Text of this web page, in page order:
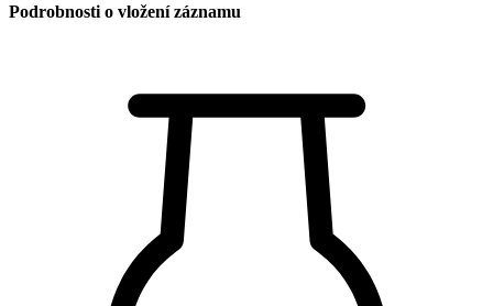
Podrobnosti o vložení záznamu